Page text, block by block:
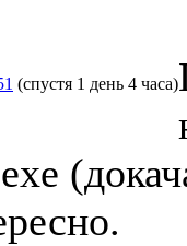
(спустя 1 день 4 часа)